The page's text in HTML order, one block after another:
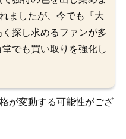
ましたが、今でも『大
探し求めるファンが多
でも買い取りを強化し
が変動する可能性がござ